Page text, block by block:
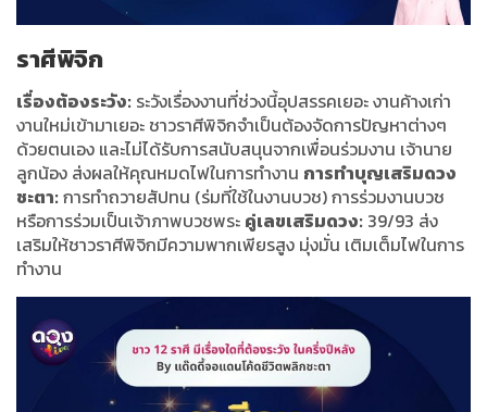
ราศีพิจิก
เรื่องต้องระวัง: ระวังเรื่องงานที่ช่วงนี้อุปสรรคเยอะ งานค้างเก่า
งานใหม่เข้ามาเยอะ ชาวราศีพิจิกจำเป็นต้องจัดการปัญหาต่างๆ
ด้วยตนเอง และไม่ได้รับการสนับสนุนจากเพื่อนร่วมงาน เจ้านาย
ลูกน้อง ส่งผลให้คุณหมดไฟในการทำงาน การทำบุญเสริมดวง
ชะตา:การทำถวายสัปทน (ร่มที่ใช้ในงานบวช) การร่วมงานบวช
หรือการร่วมเป็นเจ้าภาพบวชพระ คู่เลขเสริมดวง: 39/93 ส่ง
เสริมให้ชาวราศีพิจิกมีความพากเพียรสูง มุ่งมั่น เติมเต็มไฟในการ
ทำงาน